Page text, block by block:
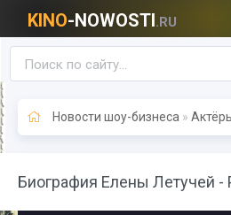
KINO-NOWOSTI.RU
Новости шоу-бизнеса »
Биография Елены Летучей